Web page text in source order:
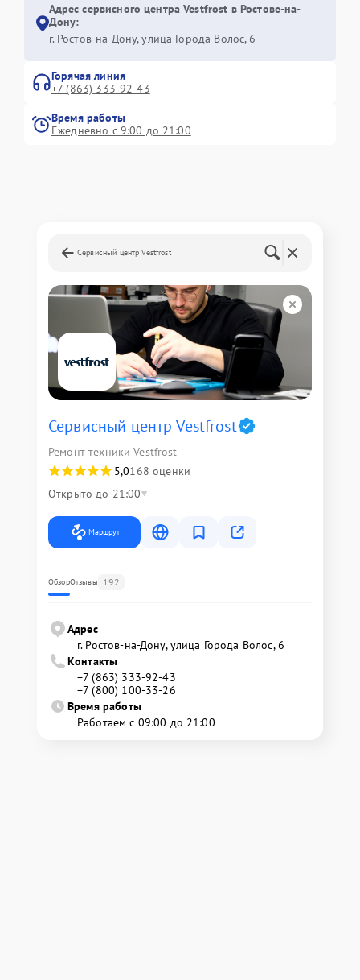
Адрес сервисного центра Vestfrost в Ростове-на-
Дону:
г. Ростов-на-Дону, улица Города Волос, 6
Горячая линия
+7 (863) 333-92-43
Время работы
Ежедневно с 9:00 до 21:00
Сервисный центр Vestfrost
Сервисный центр Vestfrost
Ремонт техники Vestfrost
5,0168 оценки
Открыто до 21:00
Маршрут
ОбзорОтзывы 192
Адрес
г. Ростов-на-Дону, улица Города Волос, 6
Контакты
+7 (863) 333-92-43
+7 (800) 100-33-26
Время работы
Работаем с 09:00 до 21:00